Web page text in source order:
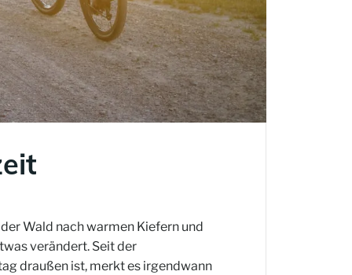
Wald nach warmen Kiefern und
verändert. Seit der
draußen ist, merkt es irgendwann